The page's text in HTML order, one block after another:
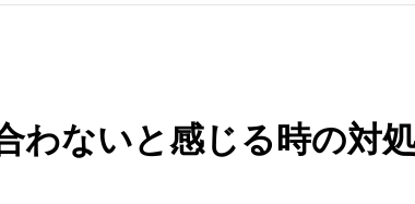
わないと感じる時の対